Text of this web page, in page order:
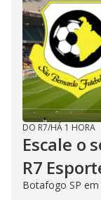
DO R7/HÁ 1 HORA
Escale o
R7
Botafogo SP em